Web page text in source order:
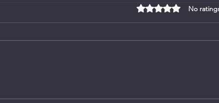
Rated 0 out of 5
No